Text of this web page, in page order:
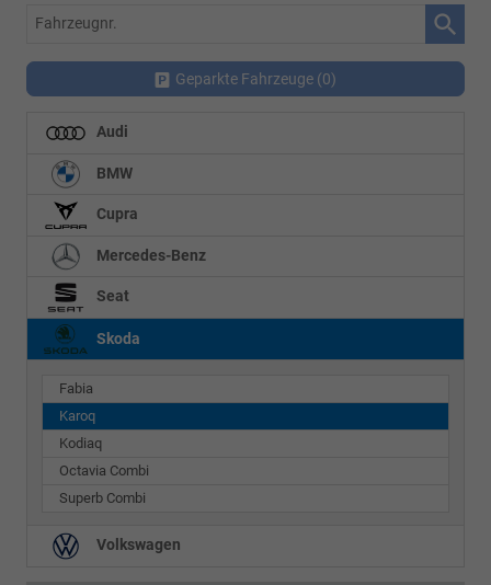
Fahrzeugnr.
Geparkte Fahrzeuge (0)
Audi
BMW
Cupra
Mercedes-Benz
Seat
Skoda
Fabia
Karoq
Kodiaq
Octavia Combi
Superb Combi
Volkswagen